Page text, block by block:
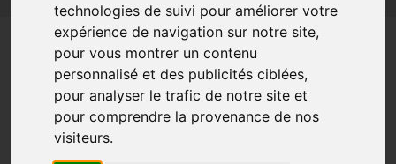
technologies de suivi pour améliorer votre
expérience de navigation sur notre site,
pour vous montrer un contenu
personnalisé et des publicités ciblées,
pour analyser le trafic de notre site et
pour comprendre la provenance de nos
visiteurs.
Test Actu Initiale
Actualités locales
04/03/2019